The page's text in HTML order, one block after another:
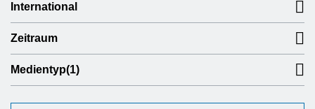
International
Zeitraum
Medientyp(1)